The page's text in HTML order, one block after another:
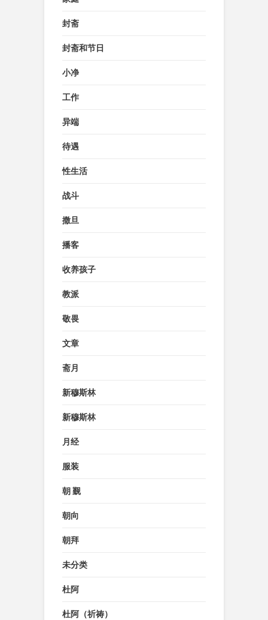
封斋
封斋和节日
小净
工作
异端
待遇
性生活
战斗
撒旦
播客
收养孩子
教派
敬畏
文章
斋月
新穆斯林
新穆斯林
月经
服装
朝 觐
朝向
朝拜
未分类
杜阿
杜阿（祈祷）